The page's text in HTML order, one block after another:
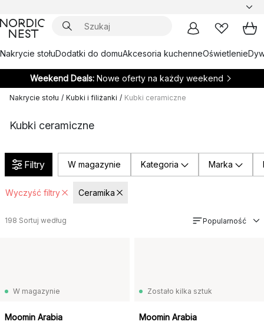
Nakrycie stołuDodatki do domuAkcesoria kuchenneOświetlenie
Weekend Deals: Nowe oferty na każdy weekend
Nakrycie stołu / Kubki i filiżanki / Kubki ceramiczne
Kubki ceramiczne
Filtry W magazynie Kategoria Marka
Wyczyść filtry Ceramika
198 Sortuj według Popularność
W magazynie
Moomin Arabia
Zostało kilka sztuk
Moomin Arabia